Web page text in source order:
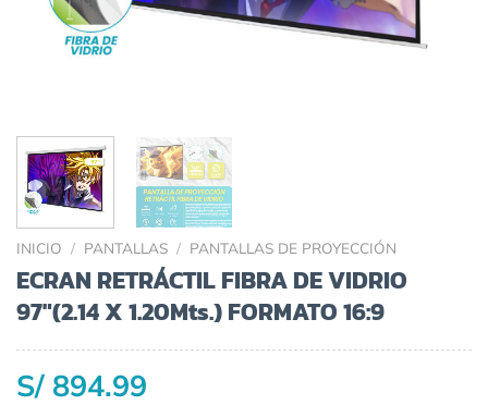
INICIO / PANTALLAS / PANTALLAS DE PROYECCIÓN
ECRAN RETRÁCTIL FIBRA DE VIDRIO
97″(2.14 X 1.20Mts.) FORMATO 16:9
S/ 894.99